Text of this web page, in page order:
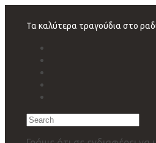
navigation
Τα καλύτερα τραγούδια στο
Search